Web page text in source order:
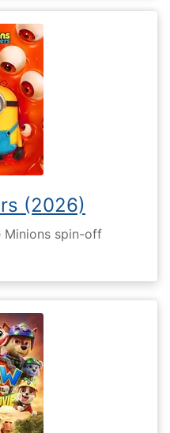
(2026)
Minions spin-off